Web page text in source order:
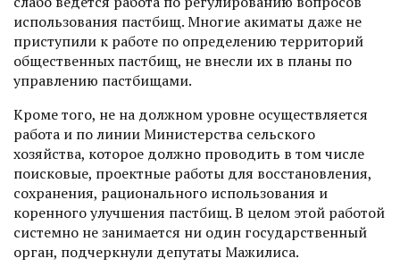
использования пастбищ. Многие акиматы даже не
прис­тупили к работе по определению территорий
общественных пастбищ, не внесли их в планы по
управлению пастбищами.
Кроме того, не на должном уровне осуществляется
работа и по линии Министерства сельского
хозяйства, которое должно проводить в том числе
поисковые, проектные работы для восстановления,
сохранения, рационального использования и
коренного улучшения пастбищ. В целом этой работой
системно не занимается ни один государственный
орган, подчеркнули депутаты Мажилиса.